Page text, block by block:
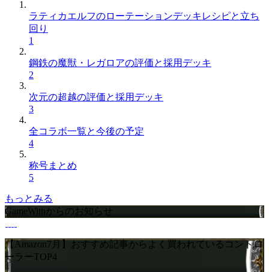
ラティカエルフのローテーションデッキレシピと立ち
回り
1
鋼鉄の魔獣・レガロアの評価と採用デッキ
2
次元の超越の評価と採用デッキ
3
全コラボ一覧と今後の予定
4
称号まとめ
5
もっとみる
GameWithからのお知らせ
【Amazon7月】おすすめ記事からよく買われているコントロ
ーラーTOP4